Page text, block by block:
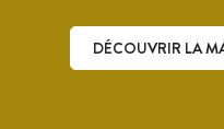
DÉCOUVRIR LA